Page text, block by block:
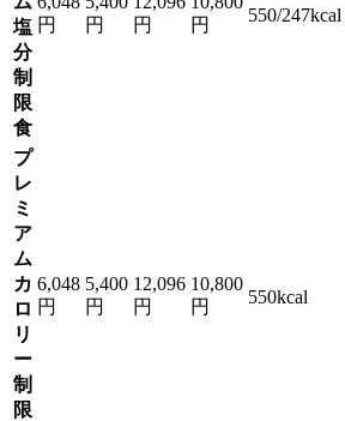
塩
分
制
限
食
円
円
円
円
550/247kcal
プ
レ
ミ
ア
ム
カ
ロ
リ
ー
制
限
6,048
円
5,400
円
12,096
円
10,800
円
550kcal